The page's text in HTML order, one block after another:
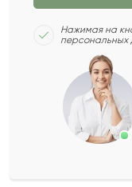
Нажимая на
персональных